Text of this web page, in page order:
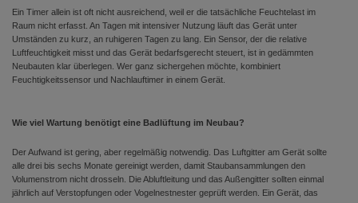
Ein Timer allein ist oft nicht ausreichend, weil er die tatsächliche Feuchtelast im
Raum nicht erfasst. An Tagen mit intensiver Nutzung läuft das Gerät unter
Umständen zu kurz, an ruhigeren Tagen zu lang. Ein Sensor, der die relative
Luftfeuchtigkeit misst und das Gerät bedarfsgerecht steuert, ist in gedämmten
Neubauten klar überlegen. Wer ganz sichergehen möchte, kombiniert
Feuchtigkeitssensor und Nachlauftimer in einem Gerät.
Wie viel Wartung benötigt eine Badlüftung im Neubau?
Der Aufwand ist gering, aber regelmäßig notwendig. Das Luftgitter am Gerät sollte
alle drei bis sechs Monate gereinigt werden, damit Staubansammlungen den
Volumenstrom nicht drosseln. Die Abluftleitung und das Außengitter sollten einmal
jährlich auf Verstopfungen oder Vogelnestnester geprüft werden. Ein Gerät, das